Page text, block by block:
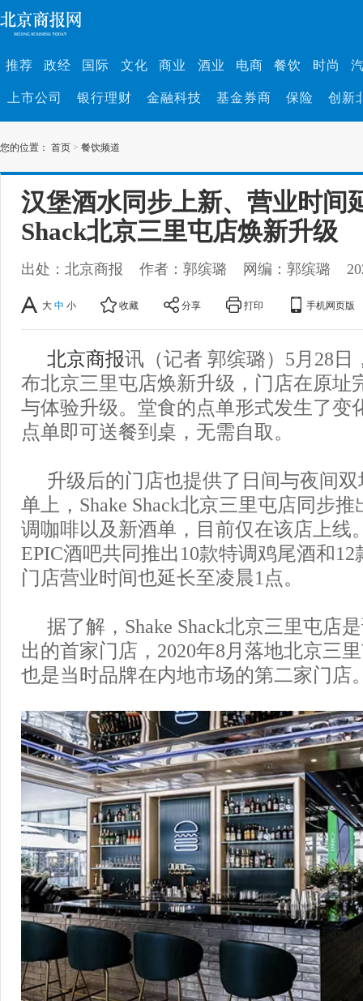
推荐 政经 国际 文化 商业 酒业 电商 餐饮 时尚
上市公司 银行理财 金融科技 基金券商 保险 创新
您的位置： 首页 > 餐饮频道
汉堡酒水同步上新、营业时间
Shack北京三里屯店焕新升级
出处：北京商报 作者：郭缤璐 网编：郭缤璐
大 中 小 收藏 分享 打印 手机网页版
北京商报讯（记者 郭缤璐）5月28日
布北京三里屯店焕新升级，门店在原址
与体验升级。堂食的点单形式发生了变
点单即可送餐到桌，无需自取。
升级后的门店也提供了日间与夜间
单上，Shake Shack北京三里屯店同步
调咖啡以及新酒单，目前仅在该店上线
EPIC酒吧共同推出10款特调鸡尾酒和
门店营业时间也延长至凌晨1点。
据了解，Shake Shack北京三里屯店
出的首家门店，2020年8月落地北京三
也是当时品牌在内地市场的第二家门店